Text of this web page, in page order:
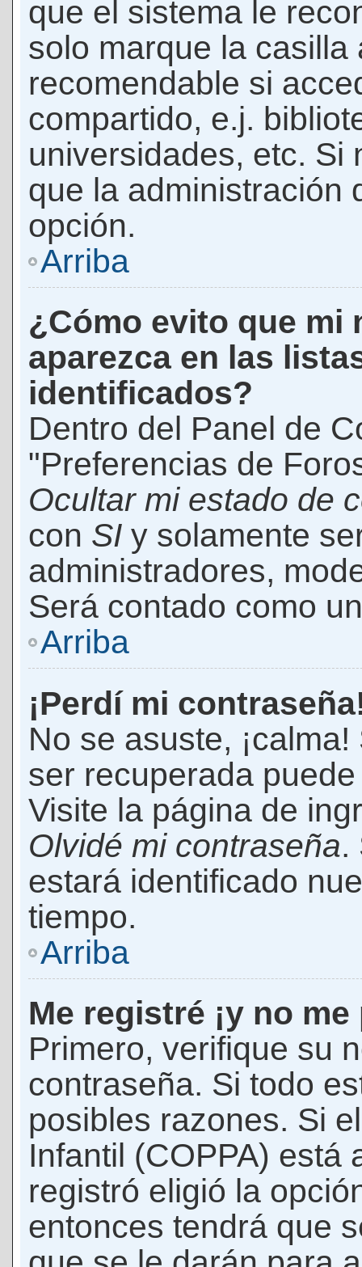
que el sistema le
solo marque la casilla
recomendable si
compartido, e.j.
universidades, etc. Si
que la administración
opción.
Arriba
¿Cómo evito que mi
aparezca en las
identificados?
Dentro del Panel de
"Preferencias de
Ocultar mi estado de
con SI y solamente
administradores,
Será contado como
Arriba
¡Perdí mi
No se asuste,
ser recuperada
Visite la página de
Olvidé mi contraseña.
estará identificado
tiempo.
Arriba
Me registré ¡y no
Primero, verifique su
contraseña. Si todo
posibles razones. Si
Infantil (COPPA) está
registró eligió la
entonces tendrá que